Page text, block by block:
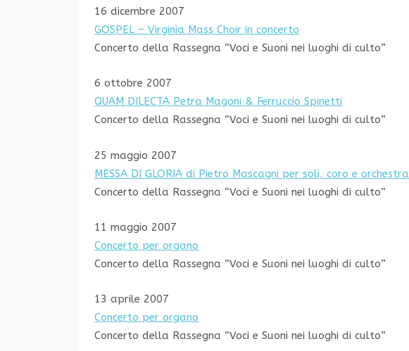
16 dicembre 2007
GOSPEL – Virginia Mass Choir in concerto
Concerto della Rassegna “Voci e Suoni nei luoghi di culto”
6 ottobre 2007
QUAM DILECTA Petra Magoni & Ferruccio Spinetti
Concerto della Rassegna “Voci e Suoni nei luoghi di culto”
25 maggio 2007
MESSA DI GLORIA di Pietro Mascagni per soli, coro e orchestra
Concerto della Rassegna “Voci e Suoni nei luoghi di culto”
11 maggio 2007
Concerto per organo
Concerto della Rassegna “Voci e Suoni nei luoghi di culto”
13 aprile 2007
Concerto per organo
Concerto della Rassegna “Voci e Suoni nei luoghi di culto”